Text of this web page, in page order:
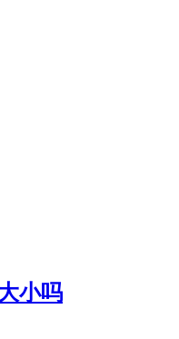
小吗